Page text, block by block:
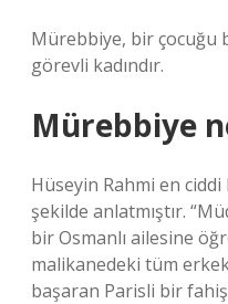
Mürebbiye, bir çocuğu
görevli kadındır.
Mürebbiye
Hüseyin Rahmi en
şekilde anlatmıştır.
bir Osmanlı ailesine
malikanedeki tüm
başaran Parisli bir